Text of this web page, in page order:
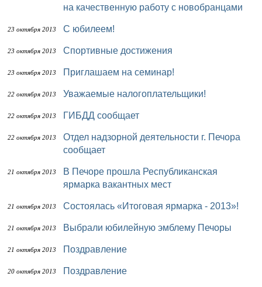
на качественную работу с новобранцами
23 октября 2013 С юбилеем!
23 октября 2013 Спортивные достижения
23 октября 2013 Приглашаем на семинар!
22 октября 2013 Уважаемые налогоплательщики!
22 октября 2013 ГИБДД сообщает
22 октября 2013
Отдел надзорной деятельности г. Печора
сообщает
21 октября 2013
В Печоре прошла Республиканская
ярмарка вакантных мест
21 октября 2013 Состоялась «Итоговая ярмарка - 2013»!
21 октября 2013 Выбрали юбилейную эмблему Печоры
21 октября 2013 Поздравление
20 октября 2013 Поздравление